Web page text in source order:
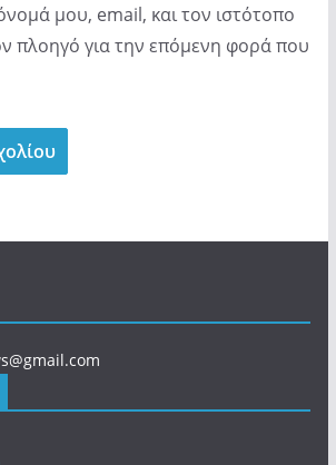
μου, email, και τον ιστότοπο
πλοηγό για την επόμενη φορά που